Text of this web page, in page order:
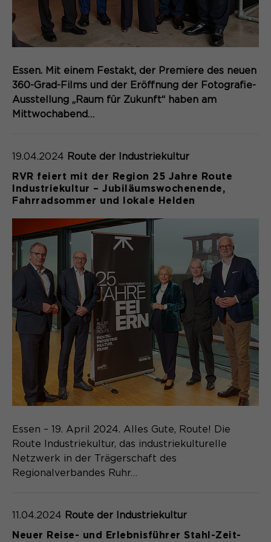
gelöscht.
Zweck
PHPs Standard Sitzungs- Identifikation
Name be_typo_user
Dieser Cookie teilt der Webseite mit,
ob ein Besucher im Typo3-Backend
angemeldet ist und die Rechte besitzt
diese zu verwalten.
Name cookie_optin
Anbieter Sgalinski
Laufzeit 1 Monat
Zweck
Speichert den Zustimmungsstatus des
Benutzers für Cookies auf der
aktuellen Domäne.
Name _pk_ref.*
Laufzeit 6 Monate
Zweck Speichert die Herkunft des Besuchers.
Name MATOMO_SESSID
Anbieter Matomo
Laufzeit Sitzung
Zweck
Temporäre Session-ID, ohne
personenbezogene Daten.
Essen. Mit einem Festakt, der Premiere des neuen
360-Grad-Films und der Eröffnung der Fotografie-
Ausstellung „Raum für Zukunft“ haben am
Mittwochabend…
19.04.2024 Route der Industriekultur
RVR feiert mit der Region 25 Jahre Route
Industriekultur – Jubiläumswochenende,
Fahrradsommer und lokale Helden
Essen – 19. April 2024. Alles Gute, Route! Die
Route Industriekultur, das industriekulturelle
Netzwerk in der Trägerschaft des
Regionalverbandes Ruhr…
11.04.2024 Route der Industriekultur
Neuer Reise- und Erlebnisführer Stahl-Zeit-